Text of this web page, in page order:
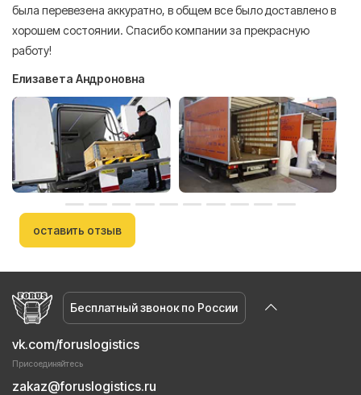
была перевезена аккуратно, в общем все было доставлено в
хорошем состоянии. Спасибо компании за прекрасную
работу!
Елизавета Андроновна
оставить отзыв
Бесплатный звонок по России
vk.com/foruslogistics
Присоединяйтесь
zakaz@foruslogistics.ru